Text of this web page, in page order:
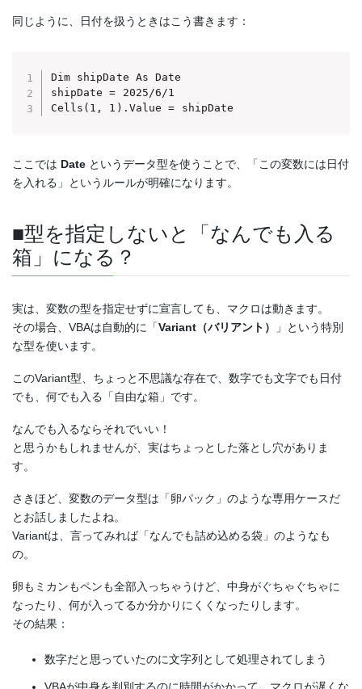
同じように、日付を扱うときはこう書きます：
Dim shipDate As Date
shipDate = 2025/6/1
Cells(1, 1).Value = shipDate
ここでは Date というデータ型を使うことで、「この変数には日付
を入れる」というルールが明確になります。
■型を指定しないと「なんでも入る
箱」になる？
実は、変数の型を指定せずに宣言しても、マクロは動きます。
その場合、VBAは自動的に「Variant（バリアント）
」という特別
な型を使います。
このVariant型、ちょっと不思議な存在で、数字でも文字でも日付
でも、何でも入る「自由な箱」です。
なんでも入るならそれでいい！
と思うかもしれませんが、実はちょっとした落とし穴がありま
す。
さきほど、変数のデータ型は「卵パック」のような専用ケースだ
とお話しましたよね。
Variantは、言ってみれば「なんでも詰め込める袋」のようなも
の。
卵もミカンもペンも全部入っちゃうけど、中身がぐちゃぐちゃに
なったり、何が入ってるか分かりにくくなったりします。
その結果：
数字だと思っていたのに文字列として処理されてしまう
VBAが中身を判別するのに時間がかかって、マクロが遅くな